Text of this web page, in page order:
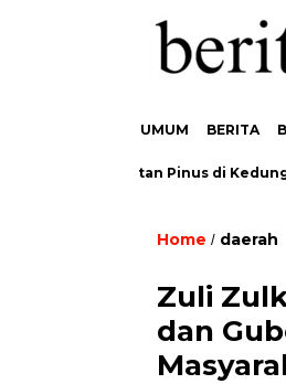
UMUM BERITA
Hutan Pinus di
Home / daerah
Zuli
dan